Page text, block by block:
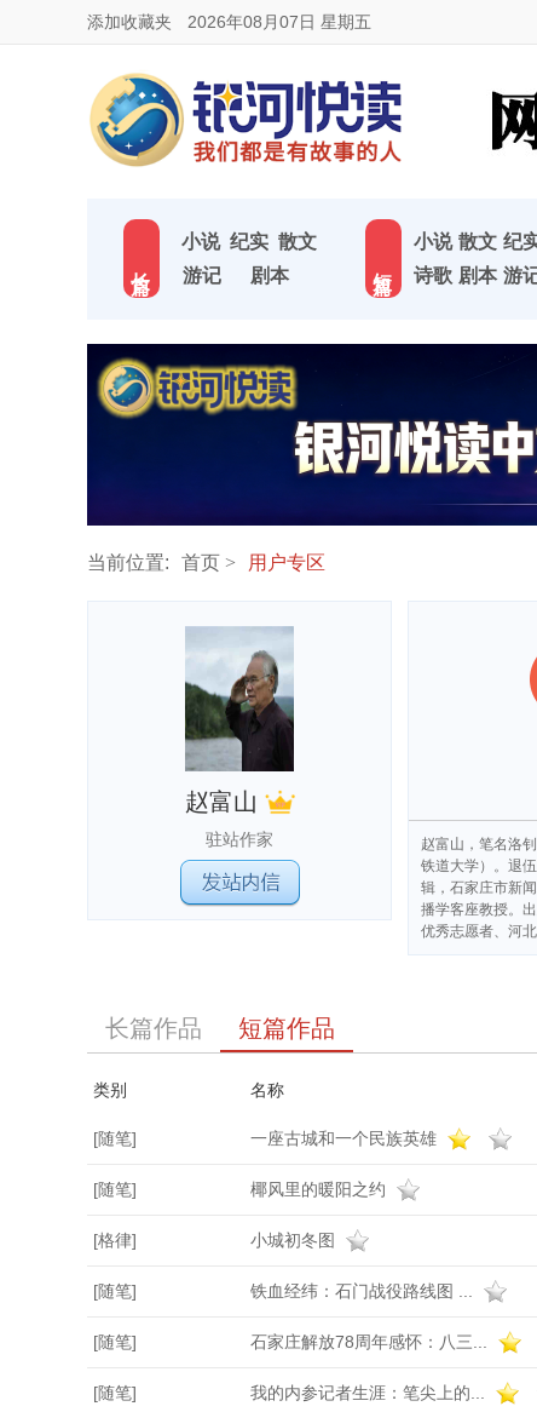
添加收藏夹 2026年08月07日 星期五
小说 纪实 散文
游记
剧本
小说 散文 纪
诗歌 剧本 游
当前位置: 首页 用户专区
赵富山
驻站作家
赵富山，笔名洛
铁道大学）。退
辑，石家庄市新
播学客座教授。
优秀志愿者、河
长篇作品 短篇作品
类别 名称
[随笔] 一座古城和一个民族英雄
[随笔] 椰风里的暖阳之约
[格律] 小城初冬图
[随笔] 铁血经纬：石门战役路线图 ...
[随笔] 石家庄解放78周年感怀：八三...
[随笔] 我的内参记者生涯：笔尖上的...